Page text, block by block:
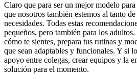
Claro que para ser un mejor modelo
que nosotros también estemos al tanto
necesidades. Todas estas
pequeños, pero también para los
cómo te sientes, prepara tus rutinas y
que sean adaptables y funcionales. Y si
apoyo entre colegas, crear equipos y la
solución para el momento.